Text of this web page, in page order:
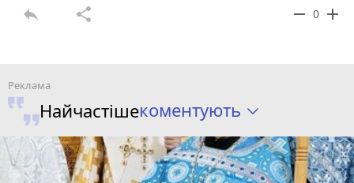
reply share remove 0 add
Найчастішекоментують